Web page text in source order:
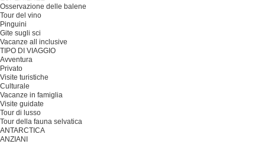
Osservazione delle balene
Tour del vino
Pinguini
Gite sugli sci
Vacanze all inclusive
TIPO DI VIAGGIO
Avventura
Privato
Visite turistiche
Culturale
Vacanze in famiglia
Visite guidate
Tour di lusso
Tour della fauna selvatica
ANTARCTICA
ANZIANI